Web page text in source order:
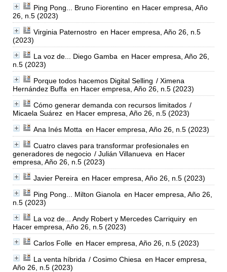
Ping Pong... Bruno Fiorentino en Hacer empresa, Año
26, n.5 (2023)
Virginia Paternostro en Hacer empresa, Año 26, n.5
(2023)
La voz de... Diego Gamba en Hacer empresa, Año 26,
n.5 (2023)
Porque todos hacemos Digital Selling / Ximena
Hernández Buffa en Hacer empresa, Año 26, n.5 (2023)
Cómo generar demanda con recursos limitados /
Micaela Suárez en Hacer empresa, Año 26, n.5 (2023)
Ana Inés Motta en Hacer empresa, Año 26, n.5 (2023)
Cuatro claves para transformar profesionales en
generadores de negocio / Julián Villanueva en Hacer
empresa, Año 26, n.5 (2023)
Javier Pereira en Hacer empresa, Año 26, n.5 (2023)
Ping Pong... Milton Gianola en Hacer empresa, Año 26,
n.5 (2023)
La voz de... Andy Robert y Mercedes Carriquiry en
Hacer empresa, Año 26, n.5 (2023)
Carlos Folle en Hacer empresa, Año 26, n.5 (2023)
La venta híbrida / Cosimo Chiesa en Hacer empresa,
Año 26, n.5 (2023)